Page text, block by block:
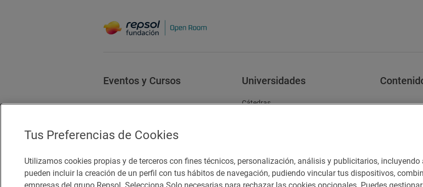
Eventos y Cursos Universidades
Cátedras
Accesibilidad Aviso legal Contacto Normas participación en RRSS
Política de privacidad
Tus Preferencias de Cookies
Utilizamos cookies propias y de terceros con fines técnicos, personalización, análisis y publicitarios,
pueden incluir la creación de un perfil con tus hábitos de navegación, pudiendo vincular tus dispositivos,